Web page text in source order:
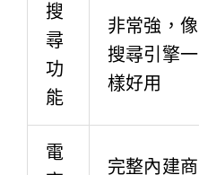
搜
尋
功
能
非常強，像
搜尋引擎一
樣好用
電
完整內建商